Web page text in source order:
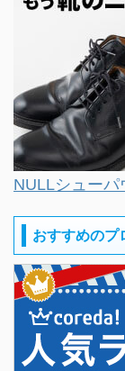
NULLシューパ
おすすめのプ